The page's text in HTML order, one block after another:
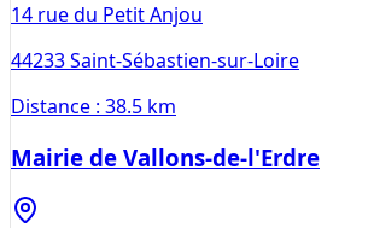
14 rue du Petit Anjou
44233Saint-Sébastien-sur-Loire
Distance : 38.5 km
Mairie de Vallons-de-l'Erdre